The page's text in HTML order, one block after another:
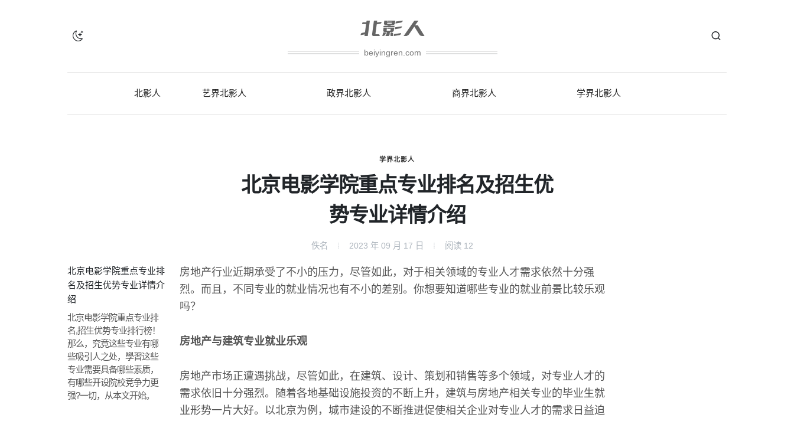
beiyingren.com
北影人 艺界北影人 政界北影人 商界北影人 学界北影人
学界北影人
北京电影学院重点专业排名及招生优
势专业详情介绍
佚名 2023 年 09 月 17 日 阅读 12
北京电影学院重点专业排
名及招生优势专业详情介
绍
北京电影学院重点专业排
名,招生优势专业排行榜！
那么，究竟这些专业有哪
些吸引人之处，學習这些
专业需要具备哪些素质，
有哪些开设院校竞争力更
强?一切，从本文开始。
房地产行业近期承受了不小的压力，尽管如此，对于相关领域的专业人才需求依然十分强
烈。而且，不同专业的就业情况也有不小的差别。你想要知道哪些专业的就业前景比较乐观
吗？
房地产与建筑专业就业乐观
房地产市场正遭遇挑战，尽管如此，在建筑、设计、策划和销售等多个领域，对专业人才的
需求依旧十分强烈。随着各地基础设施投资的不断上升，建筑与房地产相关专业的毕业生就
业形势一片大好。以北京为例，城市建设的不断推进促使相关企业对专业人才的需求日益迫